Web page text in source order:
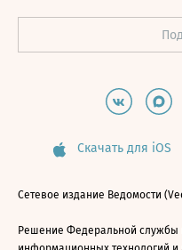
Скачать для iOS
Сетевое издание Ведомости
Решение Федеральной службы